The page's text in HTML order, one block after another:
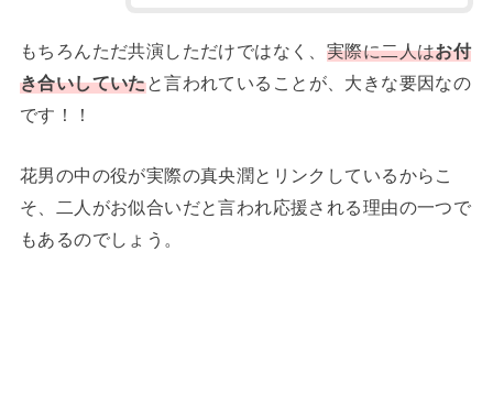
もちろんただ共演しただけではなく、 実際に二人はお付
き合いしていたと言われていることが、大きな要因なの
です！！
花男の中の役が実際の真央潤とリンクしているからこ
そ、二人がお似合いだと言われ応援される理由の一つで
もあるのでしょう。